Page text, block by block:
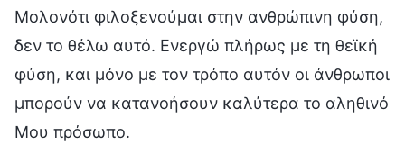
Μολονότι φιλοξενούμαι στην ανθρώπινη φύση,
δεν το θέλω αυτό. Ενεργώ πλήρως με τη θεϊκή
φύση, και μόνο με τον τρόπο αυτόν οι άνθρωποι
μπορούν να κατανοήσουν καλύτερα το αληθινό
Μου πρόσωπο.